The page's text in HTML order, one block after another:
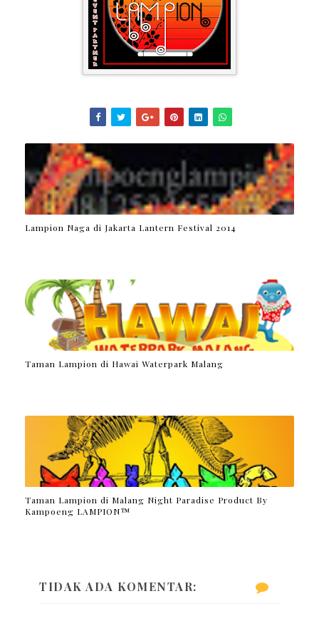
Lampion Naga di Jakarta Lantern Festival 2014
Taman Lampion di Hawai Waterpark Malang
Taman Lampion di Malang Night Paradise Product By
Kampoeng LAMPION™
TIDAK ADA KOMENTAR: